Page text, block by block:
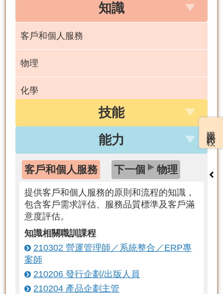
知識
客戶和個人服務
物理
化學
本國語言
技能
能力
客戶和個人服務 下一個 物理
提供客戶和個人服務的原則和流程的知識，
包含客戶需求評估、服務品質標準及客戶滿
意度評估。
知識相關職訓課程
210302 營運管理師／系統整合／ERP專
案師
210206 發行企劃/出版人員
210204 產品企劃主管